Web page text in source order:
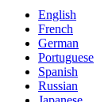
English
French
German
Portuguese
Spanish
Russian